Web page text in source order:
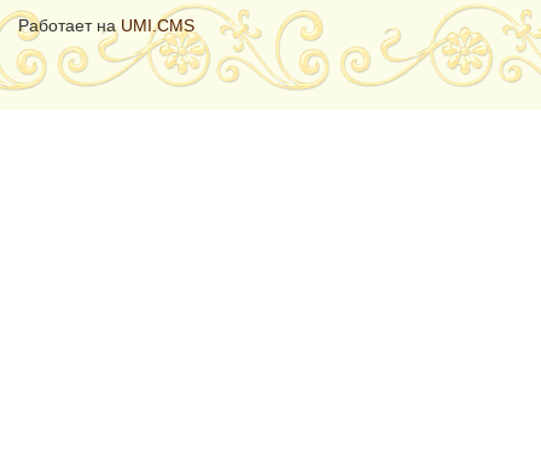
Работает на UMI.CMS